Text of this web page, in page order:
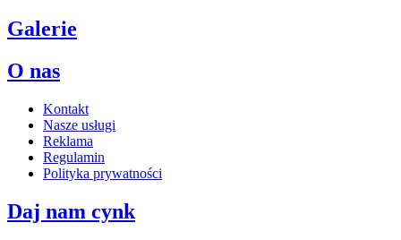
Galerie
O nas
Kontakt
Nasze usługi
Reklama
Regulamin
Polityka prywatności
Daj nam cynk